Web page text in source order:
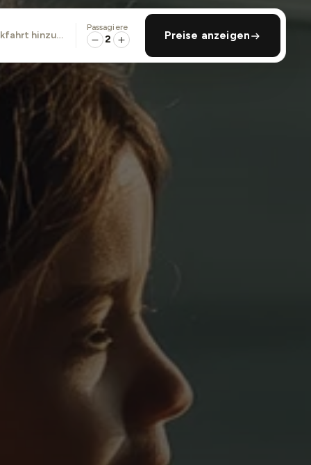
hinzufügen
Passagiere
2 Preise anzeigen